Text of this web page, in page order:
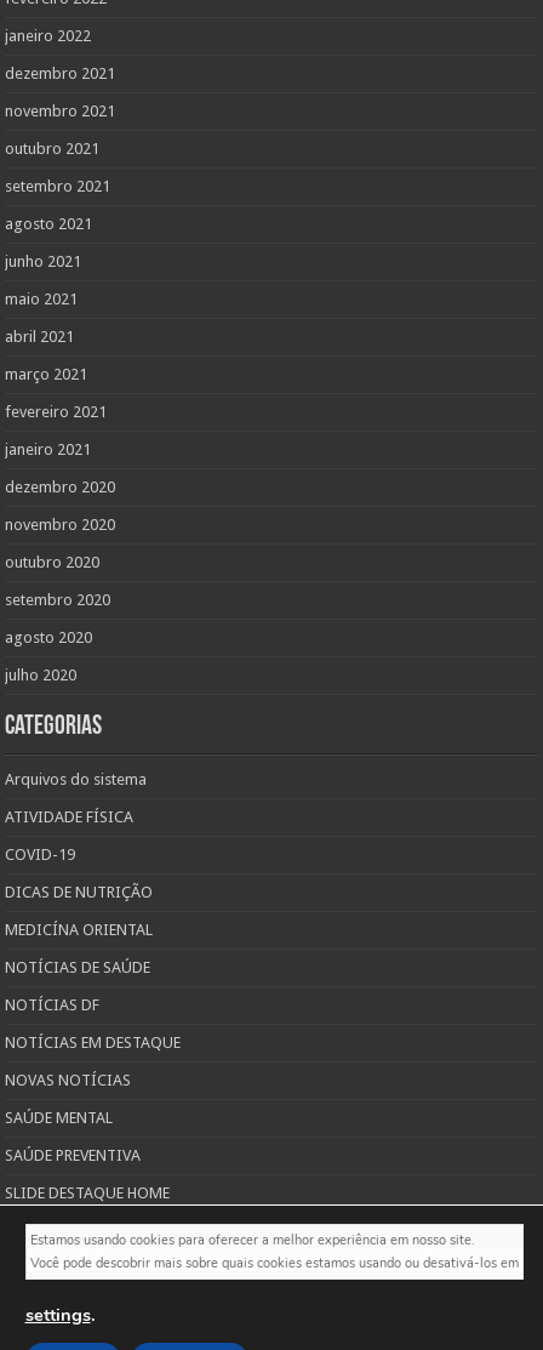
janeiro 2022
dezembro 2021
novembro 2021
outubro 2021
setembro 2021
agosto 2021
junho 2021
maio 2021
abril 2021
março 2021
fevereiro 2021
janeiro 2021
dezembro 2020
novembro 2020
outubro 2020
setembro 2020
agosto 2020
julho 2020
Categorias
Arquivos do sistema
ATIVIDADE FÍSICA
COVID-19
DICAS DE NUTRIÇÃO
MEDICÍNA ORIENTAL
NOTÍCIAS DE SAÚDE
NOTÍCIAS DF
NOTÍCIAS EM DESTAQUE
NOVAS NOTÍCIAS
SAÚDE MENTAL
SAÚDE PREVENTIVA
SLIDE DESTAQUE HOME
TODAS AS PUBLICAÇÕES SOBRE SAÚDE
Estamos usando cookies para oferecer a melhor experiência em nosso site.
Você pode descobrir mais sobre quais cookies estamos usando ou desativá-los em
settings.